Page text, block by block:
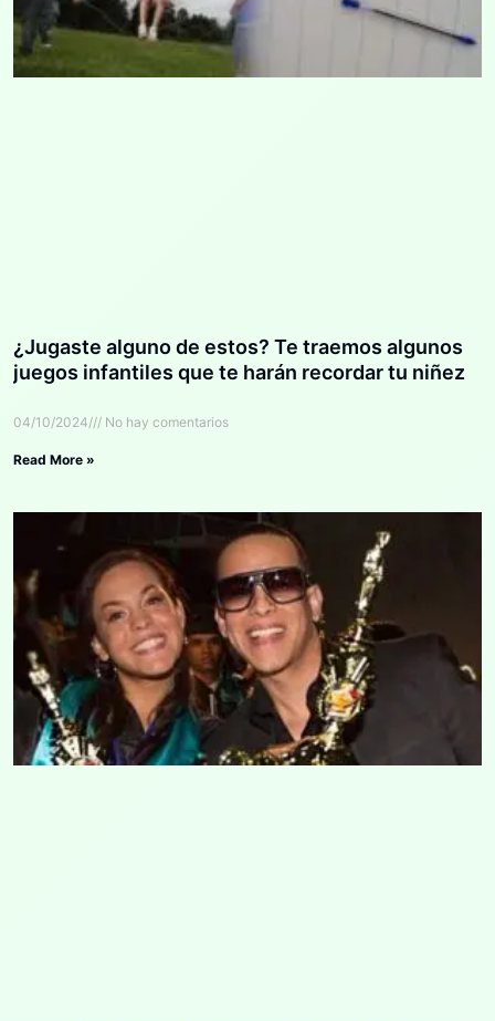
¿Jugaste alguno de estos? Te traemos algunos
juegos infantiles que te harán recordar tu niñez
04/10/2024 No hay comentarios
Read More »